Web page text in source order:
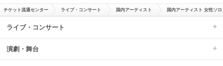
チケット流通センター ライブ・コンサート 国内アーティスト 国内アーティスト 女性ソロ
ライブ・コンサート
演劇・舞台